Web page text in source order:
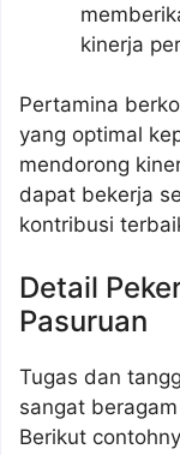
kinerja
Pertamina
yang optimal
mendorong
dapat bekerja
kontribusi
Detail
Pasuruan
Tugas dan
sangat
Berikut